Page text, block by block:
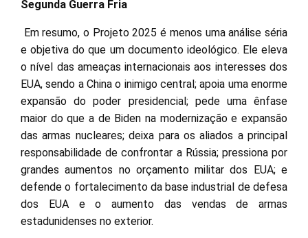
Segunda Guerra Fria
Em resumo, o Projeto 2025 é menos uma análise séria
e objetiva do que um documento ideológico. Ele eleva
o nível das ameaças internacionais aos interesses dos
EUA, sendo a China o inimigo central; apoia uma enorme
expansão do poder presidencial; pede uma ênfase
maior do que a de Biden na modernização e expansão
das armas nucleares; deixa para os aliados a principal
responsabilidade de confrontar a Rússia; pressiona por
grandes aumentos no orçamento militar dos EUA; e
defende o fortalecimento da base industrial de defesa
dos EUA e o aumento das vendas de armas
estadunidenses no exterior.